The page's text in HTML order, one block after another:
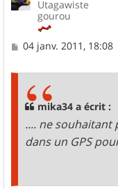
Utagawiste
gourou
M
04 janv. 2011, 18:08
mika34 a écrit :
.... ne souhaitant
dans un GPS